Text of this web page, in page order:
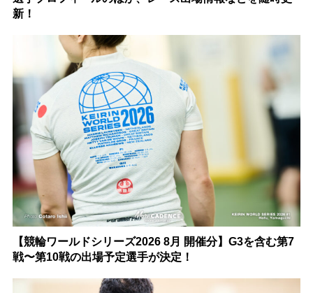
新！
【競輪ワールドシリーズ2026 8月 開催分】G3を含む第7
戦〜第10戦の出場予定選手が決定！